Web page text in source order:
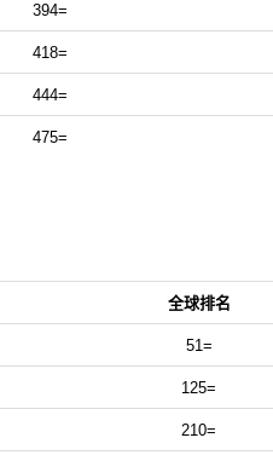
394=
418=
444=
475=
全球排名
51=
125=
210=